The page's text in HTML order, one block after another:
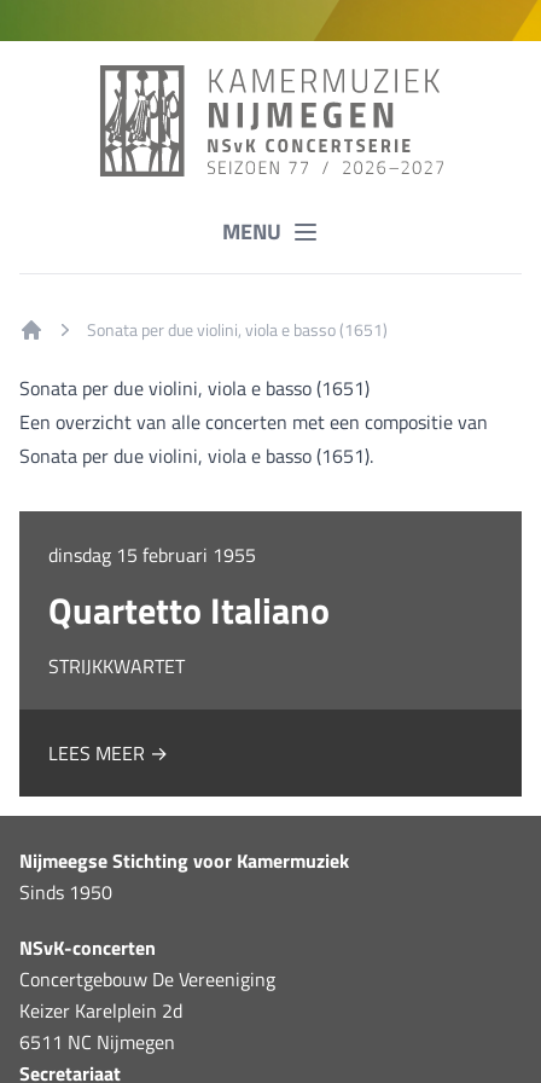
MENU
Sonata per due violini, viola e basso (1651)
Sonata per due violini, viola e basso (1651)
Een overzicht van alle concerten met een compositie van
Sonata per due violini, viola e basso (1651).
dinsdag 15 februari 1955
Quartetto Italiano
STRIJKKWARTET
LEES MEER →
Nijmeegse Stichting voor Kamermuziek
Sinds 1950
NSvK-concerten
Concertgebouw De Vereeniging
Keizer Karelplein 2d
6511 NC Nijmegen
Secretariaat